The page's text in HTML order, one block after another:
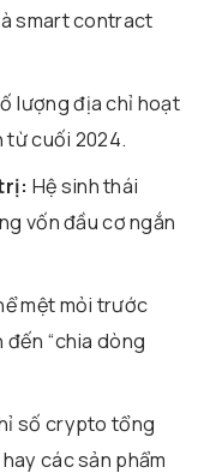
smart contract
lượng địa chỉ hoạt
từ cuối 2024.
Hệ sinh thái
vốn đầu cơ ngắn
mệt mỏi trước
“chia dòng
số crypto tổng
các sản phẩm